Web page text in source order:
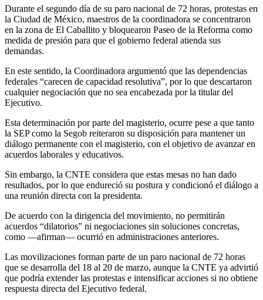
Durante el segundo día de su paro nacional de 72 horas, protestas en
la Ciudad de México, maestros de la coordinadora se concentraron
en la zona de El Caballito y bloquearon Paseo de la Reforma como
medida de presión para que el gobierno federal atienda sus
demandas.
En este sentido, la Coordinadora argumentó que las dependencias
federales “carecen de capacidad resolutiva”, por lo que descartaron
cualquier negociación que no sea encabezada por la titular del
Ejecutivo.
Esta determinación por parte del magisterio, ocurre pese a que tanto
la SEP como la Segob reiteraron su disposición para mantener un
diálogo permanente con el magisterio, con el objetivo de avanzar en
acuerdos laborales y educativos.
Sin embargo, la CNTE considera que estas mesas no han dado
resultados, por lo que endureció su postura y condicionó el diálogo a
una reunión directa con la presidenta.
De acuerdo con la dirigencia del movimiento, no permitirán
acuerdos “dilatorios” ni negociaciones sin soluciones concretas,
como —afirman— ocurrió en administraciones anteriores.
Las movilizaciones forman parte de un paro nacional de 72 horas
que se desarrolla del 18 al 20 de marzo, aunque la CNTE ya advirtió
que podría extender las protestas e intensificar acciones si no obtiene
respuesta directa del Ejecutivo federal.